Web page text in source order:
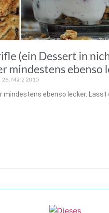
(ein Dessert in
mindestens ebenso
26. März 2015
mindestens ebenso lecker. Lasst